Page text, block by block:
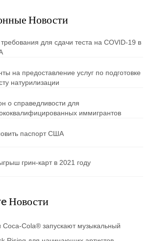
Новости
для сдачи теста на COVID-19 в
на предоставление услуг по подготовке
натурилизации
о справедливости для
иммигрантов
паспорт США
грин-карт в 2021 году
Новости
Coca-Cola® запускают музыкальный